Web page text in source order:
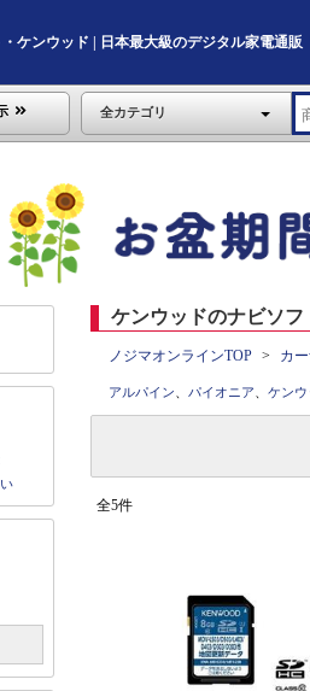
ケンウッド | 日本最大級のデジタル家電通販
全カテゴリ
ケンウッドのナビソフ
ノジマオンラインTOP カ
アルパイン パイオニア ケンウ
全5件